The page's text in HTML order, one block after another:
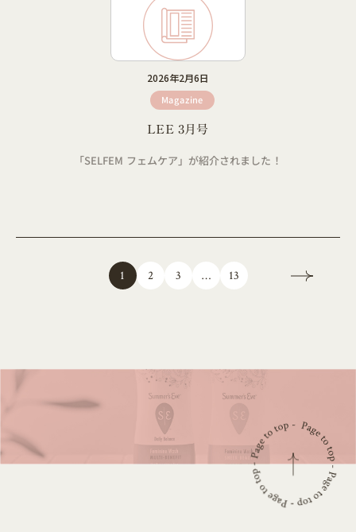
2026年2月6日
Magazine
LEE 3月号
「SELFEM フェムケア」が紹介されました！
1 2 3 … 13